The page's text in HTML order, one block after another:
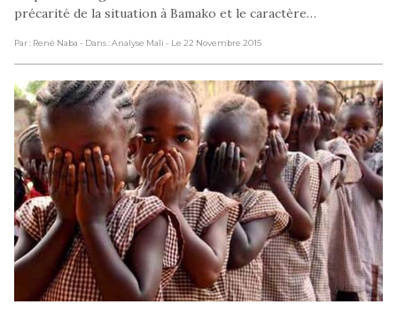
précarité de la situation à Bamako et le caractère…
Par : René Naba - Dans : Analyse Mali - Le 22 Novembre 2015